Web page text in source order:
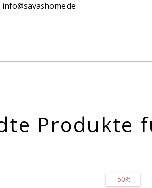
info@savashome.de
Produkte
-50%